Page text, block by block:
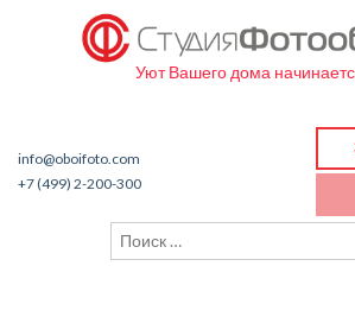
Уют Вашего дома
info@oboifoto.com
+7 (499) 2-200-300